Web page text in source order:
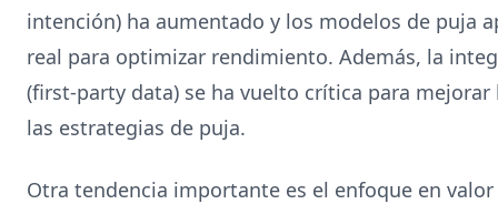
intención) ha aumentado y los modelos de puja
real para optimizar rendimiento. Además, la
(first-party data) se ha vuelto crítica para
las estrategias de puja.
Otra tendencia importante es el enfoque en